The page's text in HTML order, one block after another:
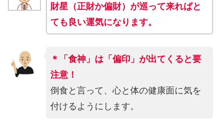
財星（正財か偏財）が巡って来ればと
ても良い運気になります。
＊「食神」は「偏印」が出てくると要
注意！
倒食と言って、心と体の健康面に気を
付けるようにします。